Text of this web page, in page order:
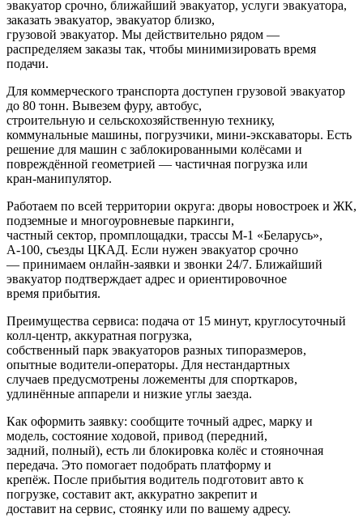
эвакуатор срочно, ближайший эвакуатор, услуги эвакуатора,
заказать эвакуатор, эвакуатор близко,
грузовой эвакуатор. Мы действительно рядом —
распределяем заказы так, чтобы минимизировать время
подачи.
Для коммерческого транспорта доступен грузовой эвакуатор
до 80 тонн. Вывезем фуру, автобус,
строительную и сельскохозяйственную технику,
коммунальные машины, погрузчики, мини-экскаваторы. Есть
решение для машин с заблокированными колёсами и
повреждённой геометрией — частичная погрузка или
кран-манипулятор.
Работаем по всей территории округа: дворы новостроек и ЖК,
подземные и многоуровневые паркинги,
частный сектор, промплощадки, трассы М‑1 «Беларусь»,
А‑100, съезды ЦКАД. Если нужен эвакуатор срочно
— принимаем онлайн-заявки и звонки 24/7. Ближайший
эвакуатор подтверждает адрес и ориентировочное
время прибытия.
Преимущества сервиса: подача от 15 минут, круглосуточный
колл‑центр, аккуратная погрузка,
собственный парк эвакуаторов разных типоразмеров,
опытные водители-операторы. Для нестандартных
случаев предусмотрены ложементы для спорткаров,
удлинённые аппарели и низкие углы заезда.
Как оформить заявку: сообщите точный адрес, марку и
модель, состояние ходовой, привод (передний,
задний, полный), есть ли блокировка колёс и стояночная
передача. Это помогает подобрать платформу и
крепёж. После прибытия водитель подготовит авто к
погрузке, составит акт, аккуратно закрепит и
доставит на сервис, стоянку или по вашему адресу.